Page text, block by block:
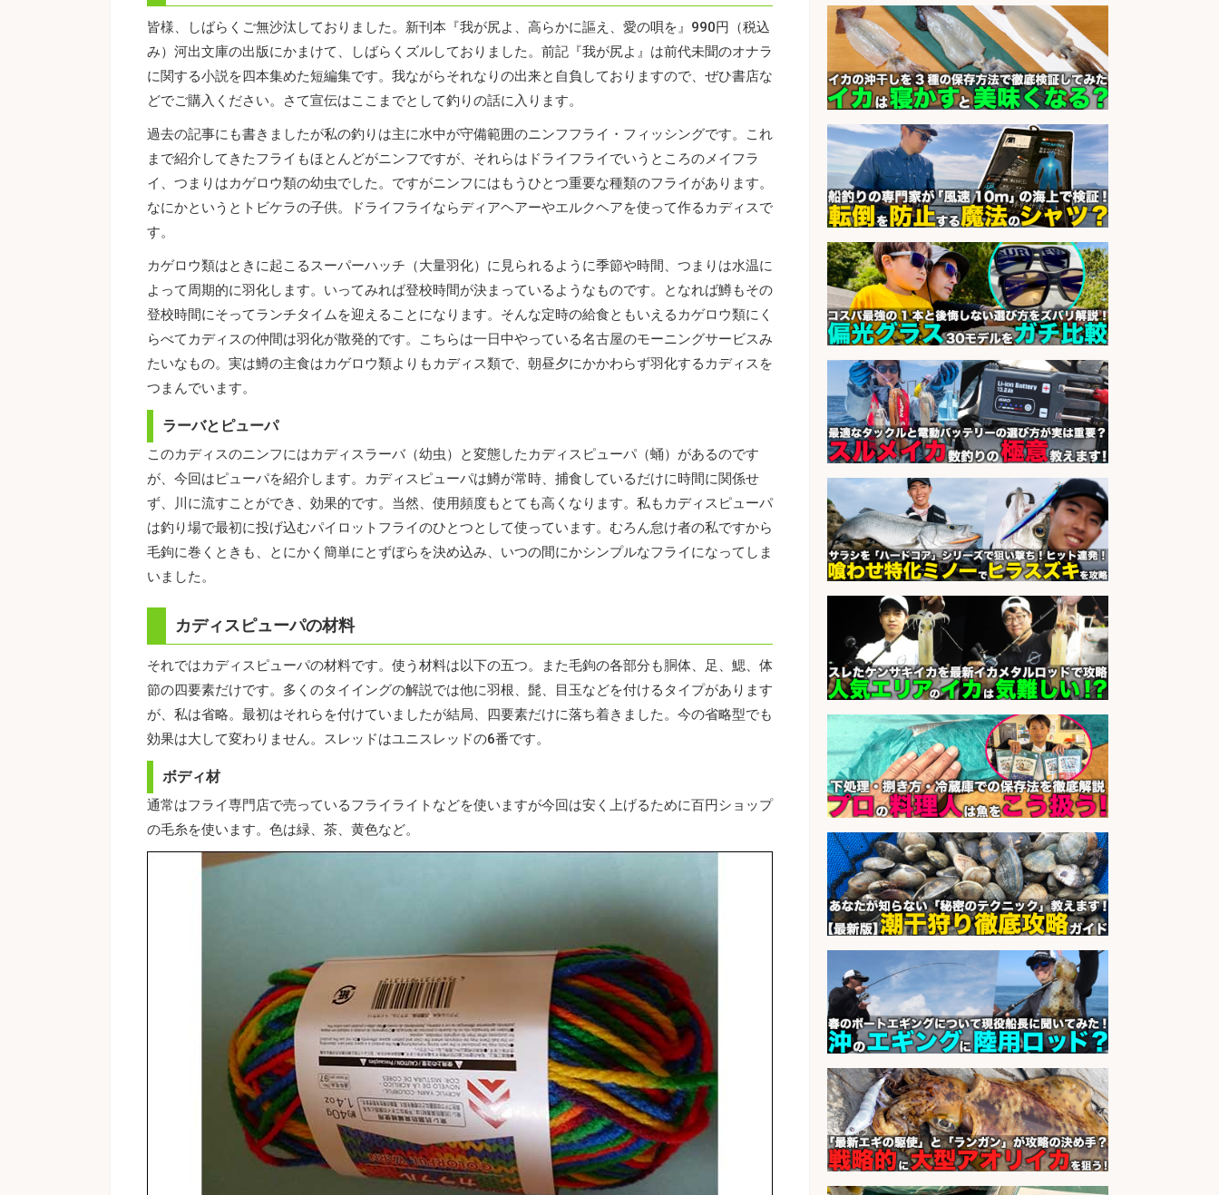
皆様、しばらくご無沙汰しておりました。新刊本『我が尻よ、高らかに謳え、愛の唄を』990円（税込
み）河出文庫の出版にかまけて、しばらくズルしておりました。前記『我が尻よ』は前代未聞のオナラ
に関する小説を四本集めた短編集です。我ながらそれなりの出来と自負しておりますので、ぜひ書店な
どでご購入ください。さて宣伝はここまでとして釣りの話に入ります。
過去の記事にも書きましたが私の釣りは主に水中が守備範囲のニンフフライ・フィッシングです。これ
まで紹介してきたフライもほとんどがニンフですが、それらはドライフライでいうところのメイフラ
イ、つまりはカゲロウ類の幼虫でした。ですがニンフにはもうひとつ重要な種類のフライがあります。
なにかというとトビケラの子供。ドライフライならディアヘアーやエルクヘアを使って作るカディスで
す。
カゲロウ類はときに起こるスーパーハッチ（大量羽化）に見られるように季節や時間、つまりは水温に
よって周期的に羽化します。いってみれば登校時間が決まっているようなものです。となれば鱒もその
登校時間にそってランチタイムを迎えることになります。そんな定時の給食ともいえるカゲロウ類にく
らべてカディスの仲間は羽化が散発的です。こちらは一日中やっている名古屋のモーニングサービスみ
たいなもの。実は鱒の主食はカゲロウ類よりもカディス類で、朝昼夕にかかわらず羽化するカディスを
つまんでいます。
ラーバとピューパ
このカディスのニンフにはカディスラーバ（幼虫）と変態したカディスピューパ（蛹）があるのです
が、今回はピューパを紹介します。カディスピューパは鱒が常時、捕食しているだけに時間に関係せ
ず、川に流すことができ、効果的です。当然、使用頻度もとても高くなります。私もカディスピューパ
は釣り場で最初に投げ込むパイロットフライのひとつとして使っています。むろん怠け者の私ですから
毛鉤に巻くときも、とにかく簡単にとずぼらを決め込み、いつの間にかシンプルなフライになってしま
いました。
カディスピューパの材料
それではカディスピューパの材料です。使う材料は以下の五つ。また毛鉤の各部分も胴体、足、鰓、体
節の四要素だけです。多くのタイイングの解説では他に羽根、髭、目玉などを付けるタイプがあります
が、私は省略。最初はそれらを付けていましたが結局、四要素だけに落ち着きました。今の省略型でも
効果は大して変わりません。スレッドはユニスレッドの6番です。
ボディ材
通常はフライ専門店で売っているフライライトなどを使いますが今回は安く上げるために百円ショップ
の毛糸を使います。色は緑、茶、黄色など。
釣り具のかんたん軽作業/高収入/交
通費支給/制服貸与/正社員登用あり
会社名 株式会社REnista
sponsored by 求人ボックス
釣り具などの出荷作業～～/工場/製
造
会社名 UTグループ株式会社
和食, 居酒屋/調理見習い・調理補助/
新鮮な魚料理×おでんの和食居酒屋
の若手スタッフ
sponsored by 求人ボックス
宮崎/魚や漁業に関わる現場・事務
の「総合職」 未経験可
会社名 宮崎県漁業協同組合連合会
sponsored by 求人ボックス
さらに求人情報を見る